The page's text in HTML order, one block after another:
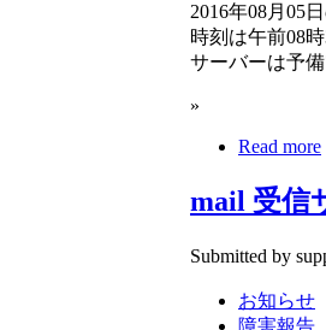
2016年08月05
時刻は午前08
サーバーは予
»
Read more
mail 受信
Submitted by
お知らせ